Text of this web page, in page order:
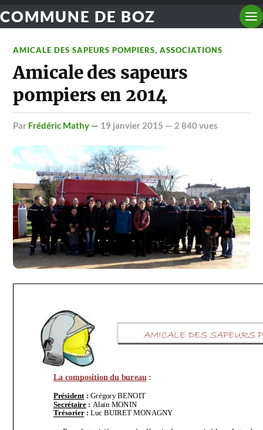
COMMUNE DE BOZ
AMICALE DES SAPEURS POMPIERS,ASSOCIATIONS
Amicale des sapeurs
pompiers en 2014
par Frédéric Mathy — 19 janvier 2015 — 2 840 vues